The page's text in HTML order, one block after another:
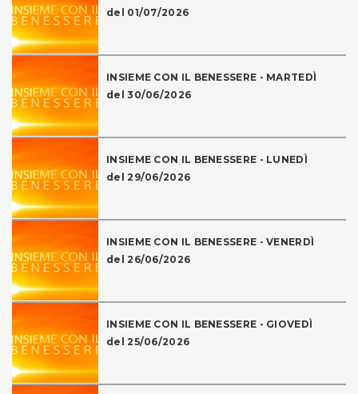
del 01/07/2026
INSIEME CON IL BENESSERE - MARTEDÌ
del 30/06/2026
INSIEME CON IL BENESSERE - LUNEDÌ
del 29/06/2026
INSIEME CON IL BENESSERE - VENERDÌ
del 26/06/2026
INSIEME CON IL BENESSERE - GIOVEDÌ
del 25/06/2026